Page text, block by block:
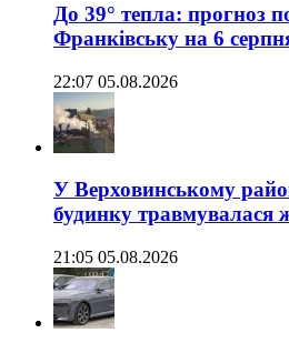
До 39° тепла: прогноз
Франківську на 6
22:07 05.08.2026
У Верховинському
будинку травмувалася
21:05 05.08.2026